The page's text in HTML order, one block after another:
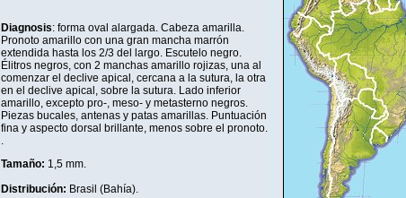
Diagnosis: forma oval alargada. Cabeza amarilla.
Pronoto amarillo con una gran mancha marrón
extendida hasta los 2/3 del largo. Escutelo negro.
Élitros negros, con 2 manchas amarillo rojizas, una al
comenzar el declive apical, cercana a la sutura, la otra
en el declive apical, sobre la sutura. Lado inferior
amarillo, excepto pro-, meso- y metasterno negros.
Piezas bucales, antenas y patas amarillas. Puntuación
fina y aspecto dorsal brillante, menos sobre el pronoto.
.
Tamaño: 1,5 mm.
Distribución: Brasil (Bahía).